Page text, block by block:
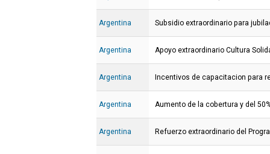
Argentina Subsidio extraordinario para
Argentina Apoyo extraordinario Cultura
Argentina Incentivos de capacitacion para
Argentina Aumento de la cobertura y del
Argentina Refuerzo extraordinario del